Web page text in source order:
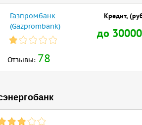
Газпромбанк
(Gazprombank)
Отзывы: 78
Кредит,
до